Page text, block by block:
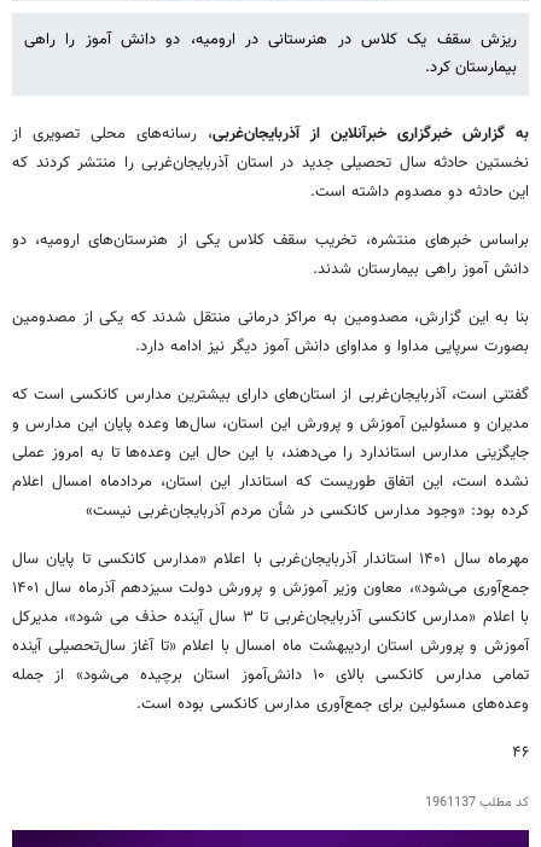
ریزش سقف یک کلاس در هنرستانی در ارومیه، دو دانش آموز را راهی
بیمارستان کرد.
به گزارش خبرگزاری خبرآنلاین از آذربایجان‌غربی، رسانه‌های محلی تصویری از
نخستین حادثه سال تحصیلی جدید در استان آذربایجان‌غربی را منتشر کردند که
این حادثه دو مصدوم داشته است.
براساس خبرهای منتشره، تخریب سقف کلاس یکی از هنرستان‌های ارومیه، دو
دانش آموز راهی بیمارستان شدند.
بنا به این گزارش، مصدومین به مراکز درمانی منتقل شدند که یکی از مصدومین
بصورت سرپایی مداوا و مداوای دانش آموز دیگر نیز ادامه دارد.
گفتنی است، آذربایجان‌غربی از استان‌های دارای بیشترین مدارس کانکسی است که
مدیران و مسئولین آموزش و پرورش این استان، سال‌ها وعده پایان این مدارس و
جایگزینی مدارس استاندارد را می‌دهند، با این حال این وعده‌ها تا به امروز عملی
نشده است، این اتفاق طوریست که استاندار این استان، مردادماه امسال اعلام
کرده بود: «وجود مدارس کانکسی در شأن مردم آذربایجان‌غربی نیست»
مهرماه سال ۱۴۰۱ استاندار آذربایجان‌غربی با اعلام «مدارس کانکسی تا پایان سال
جمع‌آوری می‌شود»، معاون وزیر آموزش و پرورش دولت سیزدهم آذرماه سال ۱۴۰۱
با اعلام «مدارس کانکسی آذربایجان‌غربی تا ۳ سال آینده حذف می شود»، مدیرکل
آموزش و پرورش استان اردیبهشت ماه امسال با اعلام «تا آغاز سال‌تحصیلی آینده
تمامی مدارس کانکسی بالای ۱۰ دانش‌آموز استان برچیده می‌شود» از جمله
وعده‌های مسئولین برای جمع‌آوری مدارس کانکسی بوده است.
۴۶
کد مطلب1961137